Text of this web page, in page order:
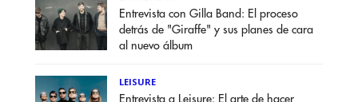
Entrevista con Gilla Band: El proceso
detrás de "Giraffe" y sus planes de cara
al nuevo álbum
LEISURE
Entrevista a Leisure: El arte de hacer